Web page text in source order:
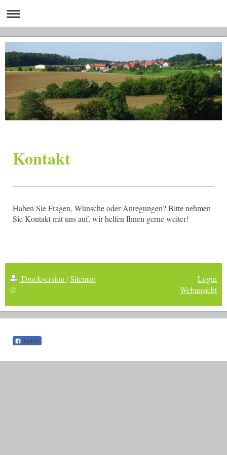
Kontakt
Haben Sie Fragen, Wünsche oder Anregungen? Bitte nehmen
Sie Kontakt mit uns auf, wir helfen Ihnen gerne weiter!
Druckversion | Sitemap
©
Login
Webansicht
Teilen